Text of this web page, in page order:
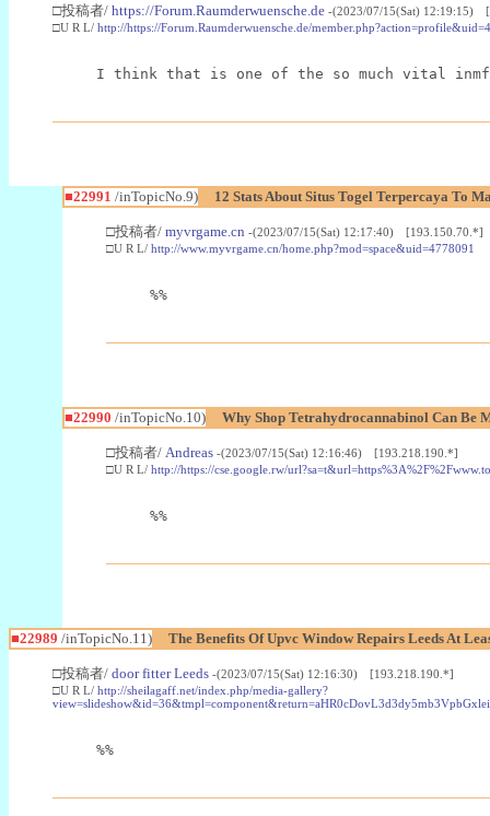
□投稿者/ https://Forum.Raumderwuensche.de -(2023/07/15(Sat) 12:19:15)
□U R L/ http://https://Forum.Raumderwuensche.de/
I think that is one of the so much vital
■22991 /inTopicNo.9) 12 Stats About Situs Togel Terpercaya To
□投稿者/ myvrgame.cn -(2023/07/15(Sat) 12:17:40) [193.150.70.*]
□U R L/ http://www.myvrgame.cn/home.php?mod=space&uid=4778091
%%
■22990 /inTopicNo.10) Why Shop Tetrahydrocannabinol Can Be
□投稿者/ Andreas -(2023/07/15(Sat) 12:16:46) [193.218.190.*]
□U R L/ http://https://cse.google.rw/
%%
■22989 /inTopicNo.11) The Benefits Of Upvc Window Repairs Leeds At
□投稿者/ door fitter Leeds -(2023/07/15(Sat) 12:16:30) [193.218.190.*]
□U R L/ http://sheilagaff.net/index.php/media-gallery?
%%